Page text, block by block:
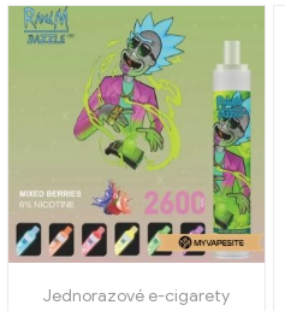
Jednorazové e-cigarety